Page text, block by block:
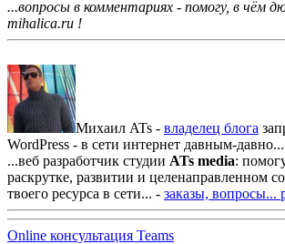
...вопросы в комментариях - помогу, в чём
mihalica.ru !
Михаил ATs - владелец блога
WordPress - в сети интернет давным-давно...
...веб разработчик студии ATs media:
раскрутке, развитии и целенаправленном
твоего ресурса в сети... - заказы, вопросы...
Online консультация Teams